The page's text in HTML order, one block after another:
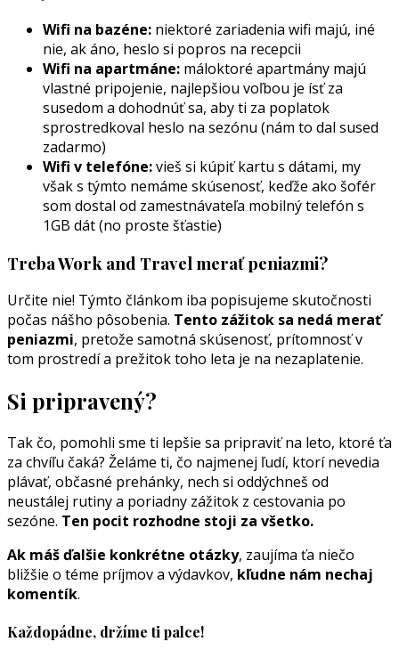
Wifi na bazéne: niektoré zariadenia wifi majú, iné
nie, ak áno, heslo si popros na recepcii
Wifi na apartmáne: máloktoré apartmány majú
vlastné pripojenie, najlepšiou voľbou je ísť za
susedom a dohodnúť sa, aby ti za poplatok
sprostredkoval heslo na sezónu (nám to dal sused
zadarmo)
Wifi v telefóne:vieš si kúpiť kartu s dátami, my
však s týmto nemáme skúsenosť, keďže ako šofér
som dostal od zamestnávateľa mobilný telefón s
1GB dát (no proste šťastie)
Treba Work and Travel merať peniazmi?
Určite nie! Týmto článkom iba popisujeme skutočnosti
počas nášho pôsobenia. Tento zážitok sa nedá merať
peniazmi, pretože samotná skúsenosť, prítomnosť v
tom prostredí a prežitok toho leta je na nezaplatenie.
Si pripravený?
Tak čo, pomohli sme ti lepšie sa pripraviť na leto, ktoré ťa
za chvíľu čaká? Želáme ti, čo najmenej ľudí, ktorí nevedia
plávať, občasné prehánky, nech si oddýchneš od
neustálej rutiny a poriadny zážitok z cestovania po
sezóne. Ten pocit rozhodne stoji za všetko.
Ak máš ďalšie konkrétne otázky, zaujíma ťa niečo
bližšie o téme príjmov a výdavkov, kľudne nám nechaj
komentík.
Každopádne, držíme ti palce!